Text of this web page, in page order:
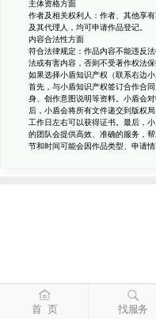
主体资格方面
作者及相关权利人：作者、其他享
及其代理人，均可申请作品登记。
内容合法性方面
符合法律规定：作品内容不能违反
法或有害内容，否则不受著作权法保
如果选择小盾知识产权（联系右边
首先，与小盾知识产权签订合作合
身、创作意图说明等资料。小盾会
后，小盾会将所有文件递交到版权
工作日左右可以获得证书。最后，
的团队会提供高效、准确的服务，
节和时间可能会因作品类型、申请情
首 页 找服务